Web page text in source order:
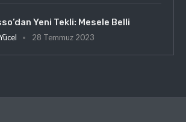
Yeni Tekli: Mesele Belli
28 Temmuz 2023